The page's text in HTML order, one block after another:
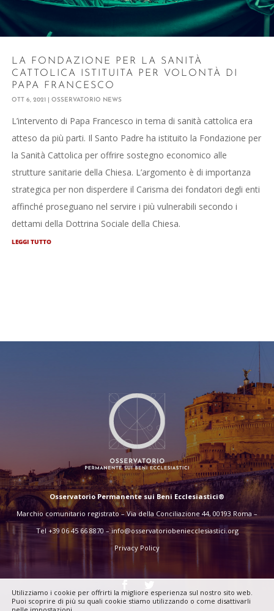
LA FONDAZIONE PER LA SANITÀ
CATTOLICA ISTITUITA PER VOLONTÀ DI
PAPA FRANCESCO
OTT 6, 2021 OSSERVATORIO NEWS
L’intervento di Papa Francesco in tema di sanità cattolica era
atteso da più parti. Il Santo Padre ha istituito la Fondazione per
la Sanità Cattolica per offrire sostegno economico alle
strutture sanitarie della Chiesa. L’argomento è di importanza
strategica per non disperdere il Carisma dei fondatori degli enti
affinché proseguano nel servire i più vulnerabili secondo i
dettami della Dottrina Sociale della Chiesa.
LEGGI TUTTO
Osservatorio Permanente sui Beni Ecclesiastici®
Marchio comunitario registrato – Via della Conciliazione 44, 00193 Roma –
Tel +39 06 45 66 8870 –info@osservatoriobeniecclesiastici.org
Privacy Policy
Utilizziamo i cookie per offrirti la migliore esperienza sul nostro sito web.
Puoi scoprire di più su quali cookie stiamo utilizzando o come disattivarli